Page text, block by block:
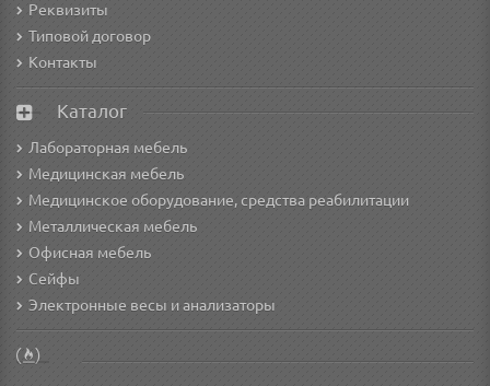
Реквизиты
Типовой договор
Контакты
Каталог
Лабораторная мебель
Медицинская мебель
Медицинское оборудование, средства реабилитации
Металлическая мебель
Офисная мебель
Сейфы
Электронные весы и анализаторы